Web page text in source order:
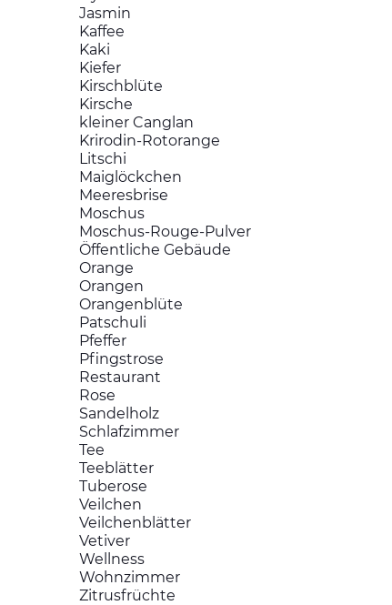
Jasmin
Kaffee
Kaki
Kiefer
Kirschblüte
Kirsche
kleiner Canglan
Krirodin-Rotorange
Litschi
Maiglöckchen
Meeresbrise
Moschus
Moschus-Rouge-Pulver
Öffentliche Gebäude
Orange
Orangen
Orangenblüte
Patschuli
Pfeffer
Pfingstrose
Restaurant
Rose
Sandelholz
Schlafzimmer
Tee
Teeblätter
Tuberose
Veilchen
Veilchenblätter
Vetiver
Wellness
Wohnzimmer
Zitrusfrüchte